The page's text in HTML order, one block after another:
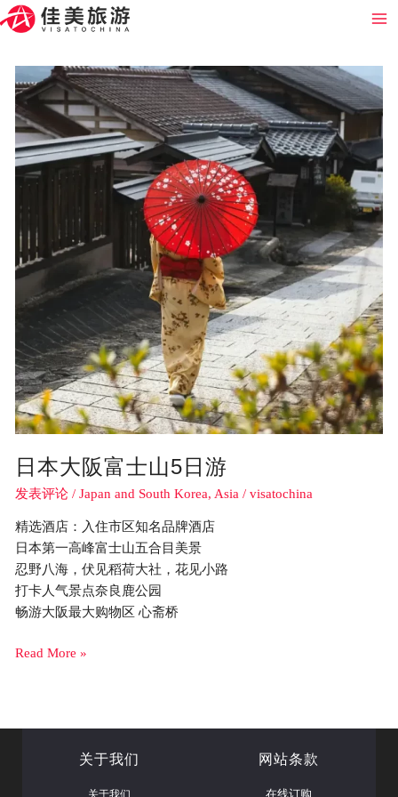
跳
至
日本大阪富士山5日游
发表评论 / Japan and South Korea, Asia / visatochina
精选酒店：入住市区知名品牌酒店
日本第一高峰富士山五合目美景
忍野八海，伏见稻荷大社，花见小路
打卡人气景点奈良鹿公园
畅游大阪最大购物区 心斋桥
本
大
阪
富
士
山
游
Read More »
关于我们 网站条款